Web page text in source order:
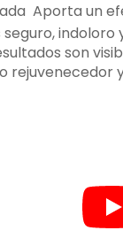
Aporta un
seguro,
son
rejuvenecedor